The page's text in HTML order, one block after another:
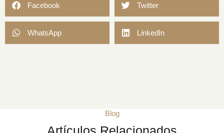
Facebook Twitter
WhatsApp LinkedIn
Blog